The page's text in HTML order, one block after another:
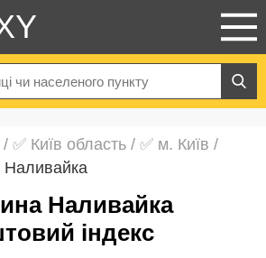
/ ✅ Київ область / ✅ м. Київ /
Наливайка
індекс